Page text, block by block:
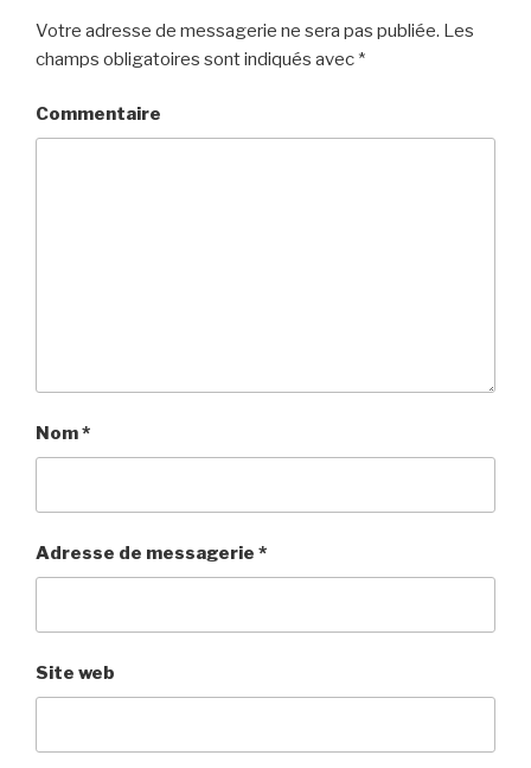
Votre adresse de messagerie ne sera pas publiée. Les
champs obligatoires sont indiqués avec *
Commentaire
Nom*
Adresse de messagerie *
Site web